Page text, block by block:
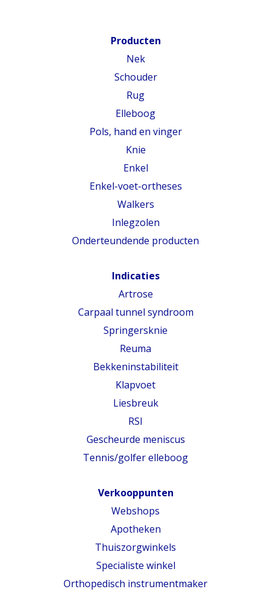
Producten
Nek
Schouder
Rug
Elleboog
Pols, hand en vinger
Knie
Enkel
Enkel-voet-ortheses
Walkers
Inlegzolen
Onderteundende producten
Indicaties
Artrose
Carpaal tunnel syndroom
Springersknie
Reuma
Bekkeninstabiliteit
Klapvoet
Liesbreuk
RSI
Gescheurde meniscus
Tennis/golfer elleboog
Verkooppunten
Webshops
Apotheken
Thuiszorgwinkels
Specialiste winkel
Orthopedisch instrumentmaker